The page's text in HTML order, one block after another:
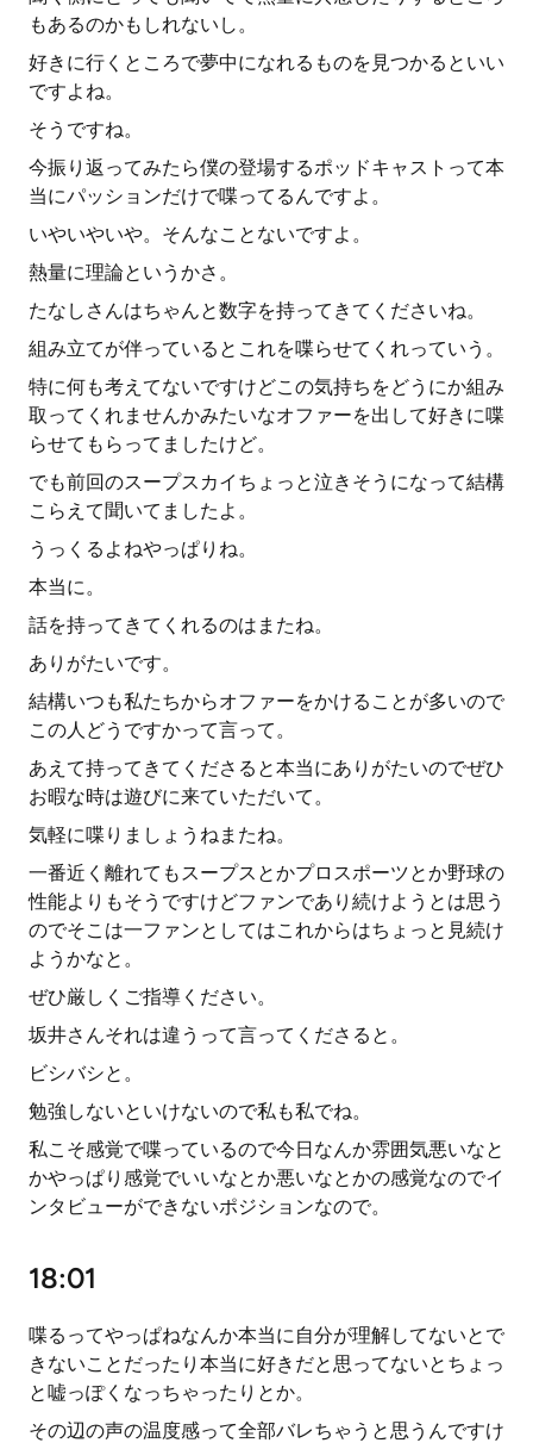
もあるのかもしれないし。
好きに行くところで夢中になれるものを見つかるといい
ですよね。
そうですね。
今振り返ってみたら僕の登場するポッドキャストって本
当にパッションだけで喋ってるんですよ。
いやいやいや。そんなことないですよ。
熱量に理論というかさ。
たなしさんはちゃんと数字を持ってきてくださいね。
組み立てが伴っているとこれを喋らせてくれっていう。
特に何も考えてないですけどこの気持ちをどうにか組み
取ってくれませんかみたいなオファーを出して好きに喋
らせてもらってましたけど。
でも前回のスープスカイちょっと泣きそうになって結構
こらえて聞いてましたよ。
うっくるよねやっぱりね。
本当に。
話を持ってきてくれるのはまたね。
ありがたいです。
結構いつも私たちからオファーをかけることが多いので
この人どうですかって言って。
あえて持ってきてくださると本当にありがたいのでぜひ
お暇な時は遊びに来ていただいて。
気軽に喋りましょうねまたね。
一番近く離れてもスープスとかプロスポーツとか野球の
性能よりもそうですけどファンであり続けようとは思う
のでそこは一ファンとしてはこれからはちょっと見続け
ようかなと。
ぜひ厳しくご指導ください。
坂井さんそれは違うって言ってくださると。
ビシバシと。
勉強しないといけないので私も私でね。
私こそ感覚で喋っているので今日なんか雰囲気悪いなと
かやっぱり感覚でいいなとか悪いなとかの感覚なのでイ
ンタビューができないポジションなので。
18:01
喋るってやっぱねなんか本当に自分が理解してないとで
きないことだったり本当に好きだと思ってないとちょっ
と嘘っぽくなっちゃったりとか。
その辺の声の温度感って全部バレちゃうと思うんですけ